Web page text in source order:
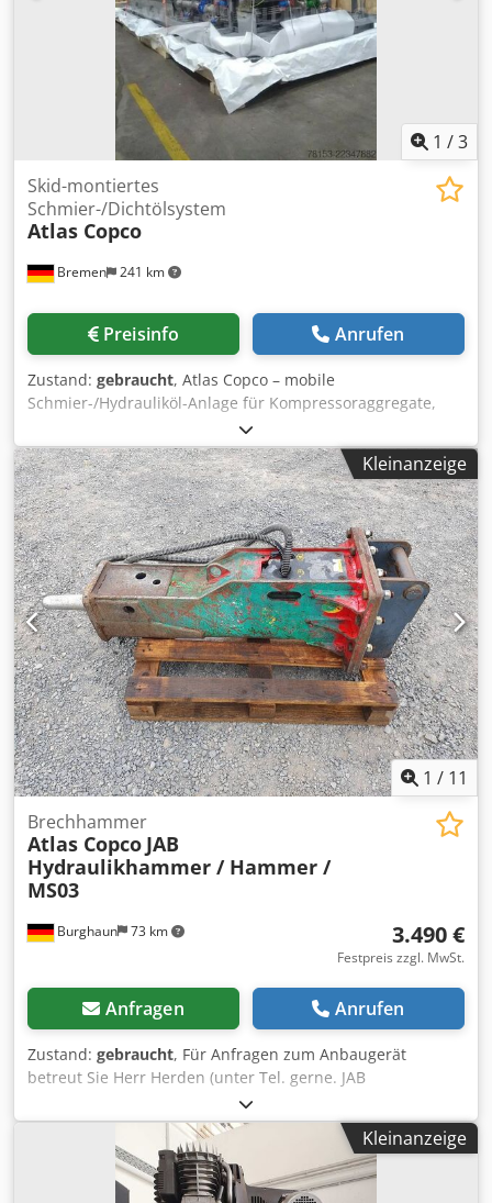
1 /3
Bremen 241 km
Skid-montiertes
Schmier-/Dichtölsystem
Atlas Copco
Preisinfo Anrufen
Zustand: gebraucht, Atlas Copco – mobile
Schmier-/Hydrauliköl-Anlage für Kompressoraggregate,
bestehend aus einem Basisbehälter/Tank mit Pumpen,
Filtern, Kühlern und einem Ventilblock. Inklusive
Entleerungsbehälter sowie einer Auswahl an Ersatzteilen
und Dichtungen, wie in der untenstehenden, zum
Download bereitgestellten Liste aufgeführt. Crjdpfx
Amszmadmo Hjf Hinweis: Der Verkauf ist an die Bedingung
geknüpft, dass der Käufer innerhalb von 24 Stunden nach
Abschluss des vorläufigen Kaufvertrags eine
zufriedenstellende Überprüfung der
Geschäftspartnerschaft (Business Partner Due Diligence
Check, BPDDC) und ein Formular zur Erklärung des
Endverbrauchers (End User Statement, EUS) vorlegt. Falls
der Käufer nicht der Endverbraucher ist, ist dies für jeden
Endverbraucher erforderlich. Die Formulare für die
BPDDC- und EUS-Überprüfung können von der Website
heruntergeladen werden.
Kleinanzeige
1 / 11
Burghaun 73 km
Brechhammer
Atlas Copco JAB
Hydraulikhammer / Hammer /
MS03
3.490 €
Festpreis zzgl. MwSt.
Anfragen Anrufen
Zustand: gebraucht, Für Anfragen zum Anbaugerät
betreut Sie Herr Herden (unter Tel. gerne. JAB
Hydraulikhammer / Hammer / MS03 / lagernd & sofort
verfügbar Preis: 3.490,00 € netto / 4.153,10 € brutto -
Gewicht (kg): 336 - Länge mit Meißel (mm): 1.500 -
Meisseldurchmesser (mm): 70 Ausstattung: - inkl. MS03
Adapterplatte Viele weitere Adapterplatten (MS01 / MS03 /
Kleinanzeige